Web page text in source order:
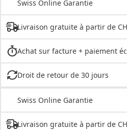
Swiss Online Garantie
Livraison gratuite à partir de
Achat sur facture + paiement
Droit de retour de 30 jours
Swiss Online Garantie
Livraison gratuite à partir de